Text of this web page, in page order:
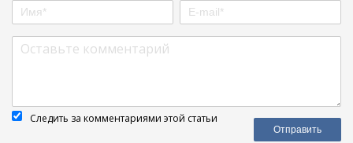
Следить за комментариями этой статьи